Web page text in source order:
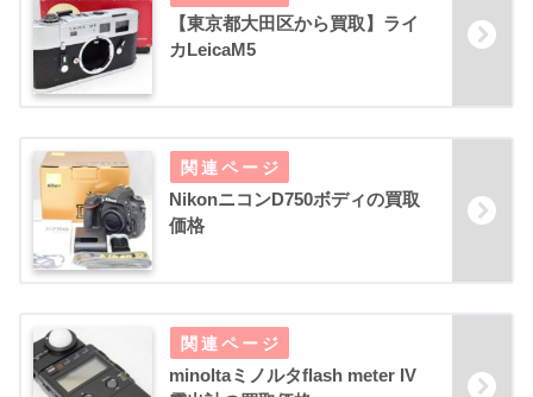
【東京都大田区から買取】ライ
カLeicaM5
NikonニコンD750ボディの買取
価格
minoltaミノルタflash meter IV